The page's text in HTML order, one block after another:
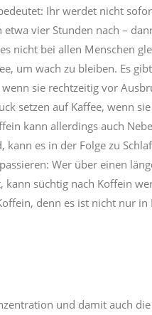
Ihr werdet nicht
vier Stunden nach –
nicht bei allen Menschen
um wach zu bleiben. Es
sie rechtzeitig vor
setzen auf Kaffee, wenn
kann allerdings auch
es in der Folge zu
Wer über einen
süchtig nach Koffein
denn es ist nicht nur in
und damit auch